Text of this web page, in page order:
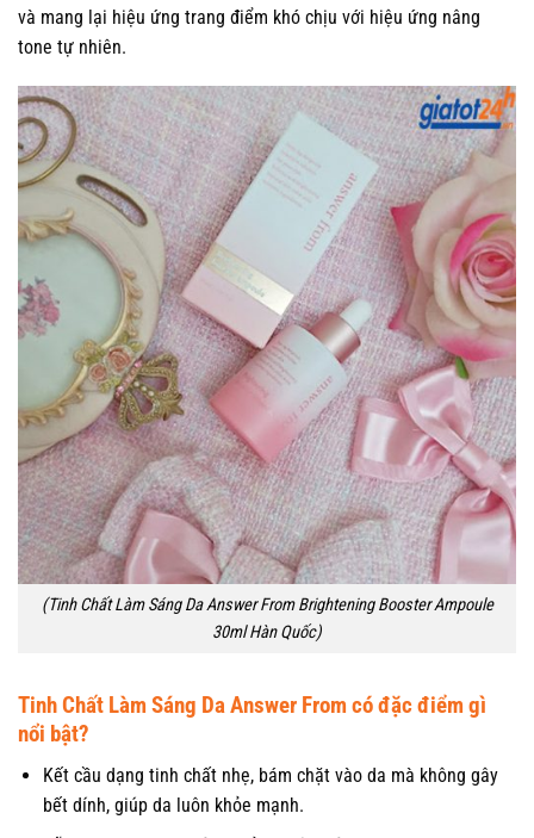
và mang lại hiệu ứng trang điểm khó chịu với hiệu ứng nâng
tone tự nhiên.
(Tinh Chất Làm Sáng Da Answer From Brightening Booster Ampoule
30ml Hàn Quốc)
Tinh Chất Làm Sáng Da Answer From có đặc điểm gì
nổi bật?
Kết cầu dạng tinh chất nhẹ, bám chặt vào da mà không gây
bết dính, giúp da luôn khỏe mạnh.